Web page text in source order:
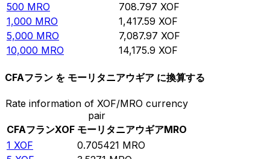
500 MRO 708.797 XOF
1,000 MRO 1,417.59 XOF
5,000 MRO 7,087.97 XOF
10,000 MRO 14,175.9 XOF
CFAフラン を モーリタニアウギア に換算する
Rate information of XOF/MRO currency
pair
CFAフランXOF モーリタニアウギアMRO
1 XOF 0.705421 MRO